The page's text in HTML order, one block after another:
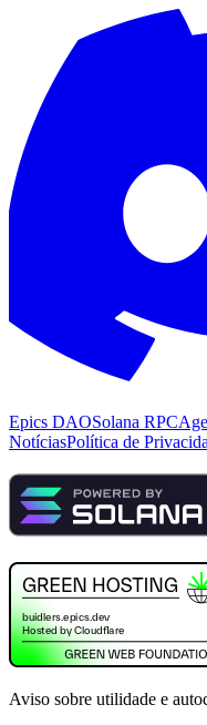
Epics DAOSolana RPC
NotíciasPolítica de
Aviso sobre utilidade e